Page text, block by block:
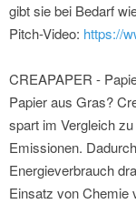
gibt sie bei Bedarf
Pitch-Video: https://
CREAPAPER -
Papier aus Gras?
spart im Vergleich
Emissionen.
Energieverbrauch
Einsatz von Chemie